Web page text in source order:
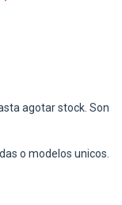
agotar stock. Son
o modelos unicos.